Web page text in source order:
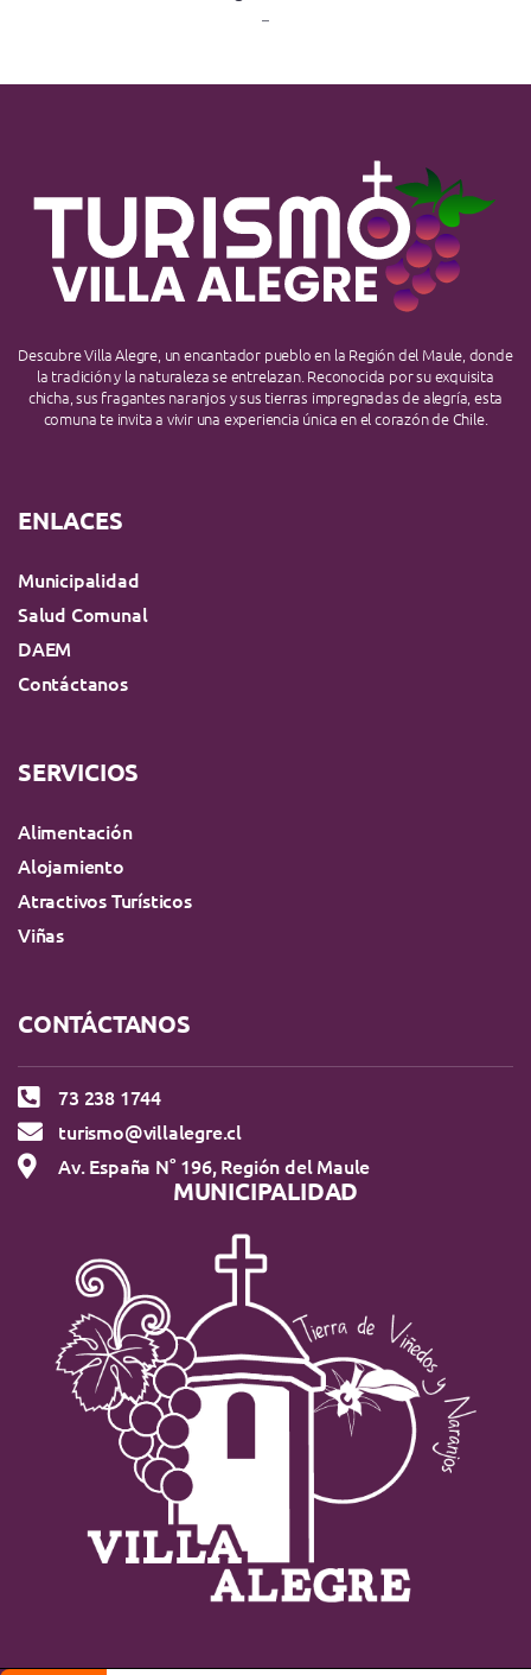
-
Descubre Villa Alegre, un encantador pueblo en la Región del Maule, donde
la tradición y la naturaleza se entrelazan. Reconocida por su exquisita
chicha, sus fragantes naranjos y sus tierras impregnadas de alegría, esta
comuna te invita a vivir una experiencia única en el corazón de Chile.
ENLACES
Municipalidad
Salud Comunal
DAEM
Contáctanos
SERVICIOS
Alimentación
Alojamiento
Atractivos Turísticos
Viñas
CONTÁCTANOS
73 238 1744
turismo@villalegre.cl
Av. España N° 196, Región del Maule
MUNICIPALIDAD